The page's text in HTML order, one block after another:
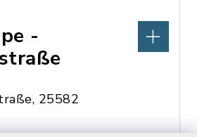
-
25582